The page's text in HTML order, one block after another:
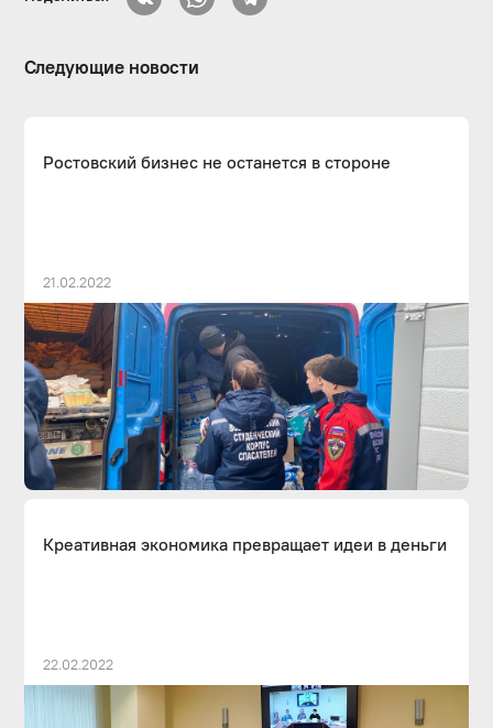
Следующие новости
Ростовский бизнес не останется в стороне
21.02.2022
Креативная экономика превращает идеи в деньги
22.02.2022